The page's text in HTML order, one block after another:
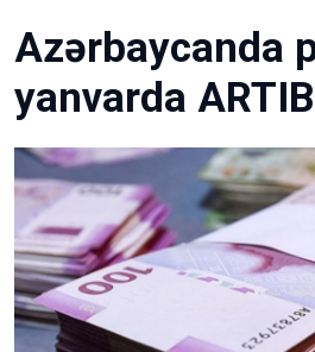
Azərbaycanda
yanvarda ARTIB